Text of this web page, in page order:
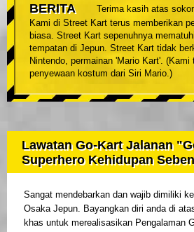
BERITA
Terima kasih atas
Kami di Street Kart terus memberikan
biasa. Street Kart sepenuhnya
tempatan di Jepun. Street Kart tidak
Nintendo, permainan 'Mario Kart'.
penyewaan kostum dari Siri Mario.)
Lawatan Go-Kart Jalanan
Superhero Kehidupan
Sangat mendebarkan dan wajib dimiliki
Osaka Jepun. Bayangkan diri anda di
khas untuk merealisasikan Pengalaman